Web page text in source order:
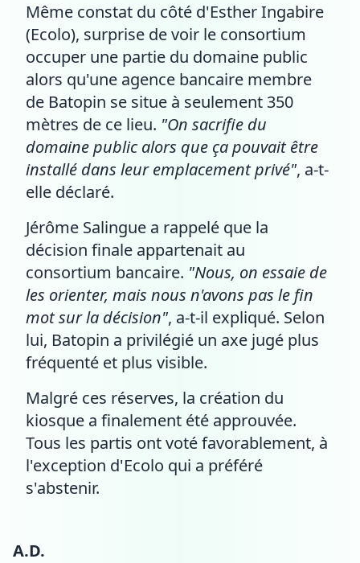
Même constat du côté d'Esther Ingabire
(Ecolo), surprise de voir le consortium
occuper une partie du domaine public
alors qu'une agence bancaire membre
de Batopin se situe à seulement 350
mètres de ce lieu. "On sacrifie du
domaine public alors que ça pouvait être
installé dans leur emplacement privé", a-t-
elle déclaré.
Jérôme Salingue a rappelé que la
décision finale appartenait au
consortium bancaire. "Nous, on essaie de
les orienter, mais nous n'avons pas le fin
mot sur la décision", a-t-il expliqué. Selon
lui, Batopin a privilégié un axe jugé plus
fréquenté et plus visible.
Malgré ces réserves, la création du
kiosque a finalement été approuvée.
Tous les partis ont voté favorablement, à
l'exception d'Ecolo qui a préféré
s'abstenir.
A.D.